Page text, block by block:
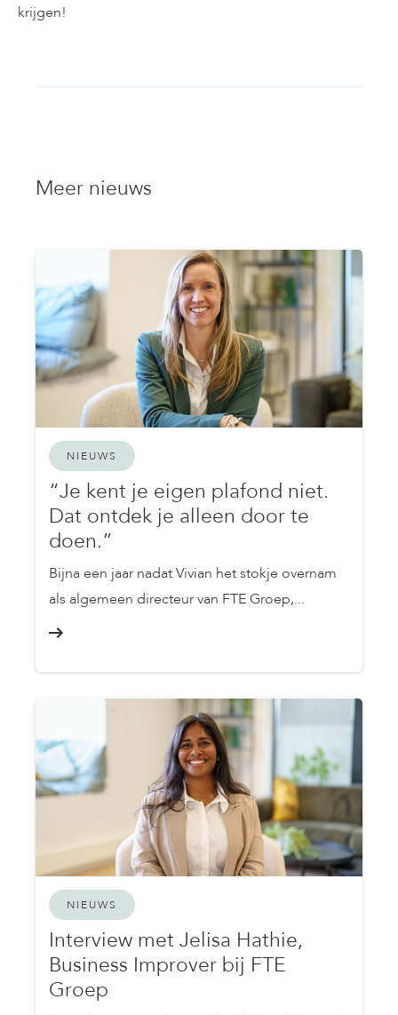
krijgen!
Meer nieuws
NIEUWS
“Je kent je eigen plafond niet.
Dat ontdek je alleen door te
doen.”
Bijna een jaar nadat Vivian het stokje overnam
als algemeen directeur van FTE Groep,...
NIEUWS
Interview met Jelisa Hathie,
Business Improver bij FTE
Groep